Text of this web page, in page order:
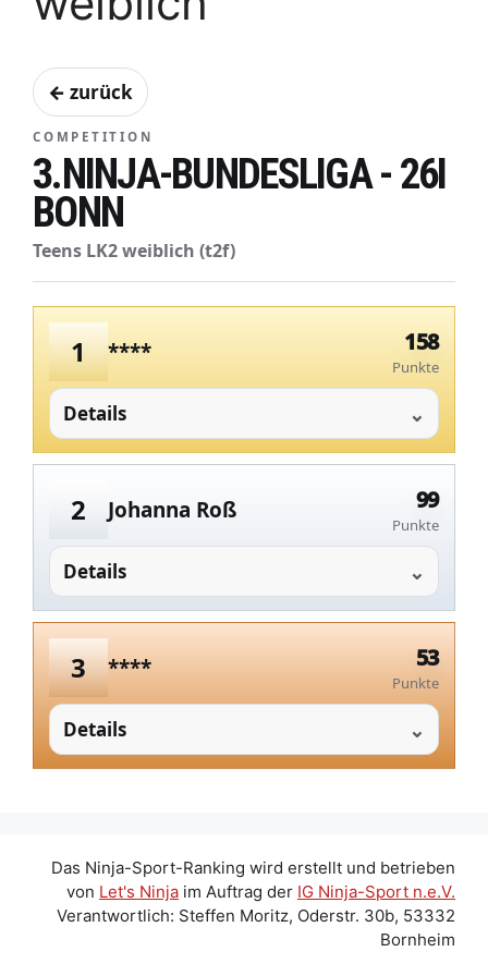
← zurück
COMPETITION
3.NINJA-BUNDESLIGA - 26I
BONN
Teens LK2 weiblich (t2f)
1 **** 158
Punkte
Details
2 Johanna Roß 99
Punkte
Details
3 **** 53
Punkte
Details
Das Ninja-Sport-Ranking wird erstellt und betrieben
von Let's Ninja im Auftrag der IG Ninja-Sport n.e.V.
Verantwortlich: Steffen Moritz, Oderstr. 30b, 53332
Bornheim